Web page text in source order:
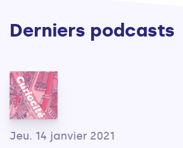
Derniers podcasts
Jeu. 14 janvier 2021